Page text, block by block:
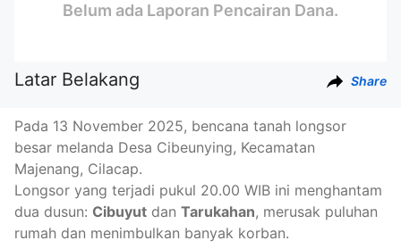
Belum ada Laporan Pencairan Dana.
Latar Belakang Share
Pada 13 November 2025, bencana tanah longsor
besar melanda Desa Cibeunying, Kecamatan
Majenang, Cilacap.
Longsor yang terjadi pukul 20.00 WIB ini menghantam
dua dusun: Cibuyut dan Tarukahan, merusak puluhan
rumah dan menimbulkan banyak korban.